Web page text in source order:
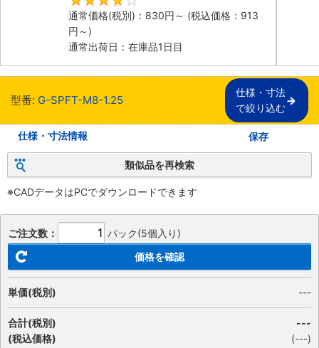
通常価格(税別)： 830円 ～ (税込価格： 913
円 ～)
通常出荷日：在庫品1日目
型番: G-SPFT-M8-1.25
仕様・寸法
で絞り込む
仕様・寸法情報 保存
類似品を再検索
※CADデータはPCでダウンロードできます
ご注文数：
パック(5個入り)
価格を確認
単価(税別) ---
合計(税別)
(税込価格)
---
(---)